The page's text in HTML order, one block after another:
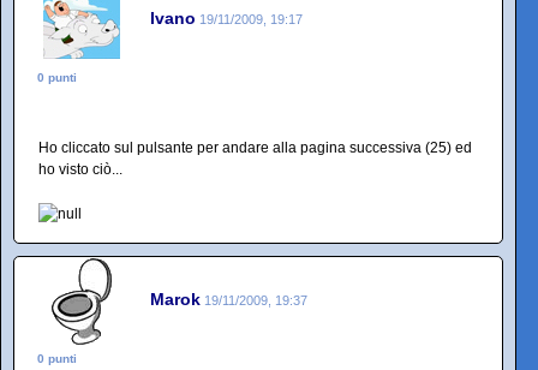
Ivano 19/11/2009, 19:17
0 punti
Ho cliccato sul pulsante per andare alla pagina successiva (25) ed
ho visto ciò...
Marok 19/11/2009, 19:37
0 punti